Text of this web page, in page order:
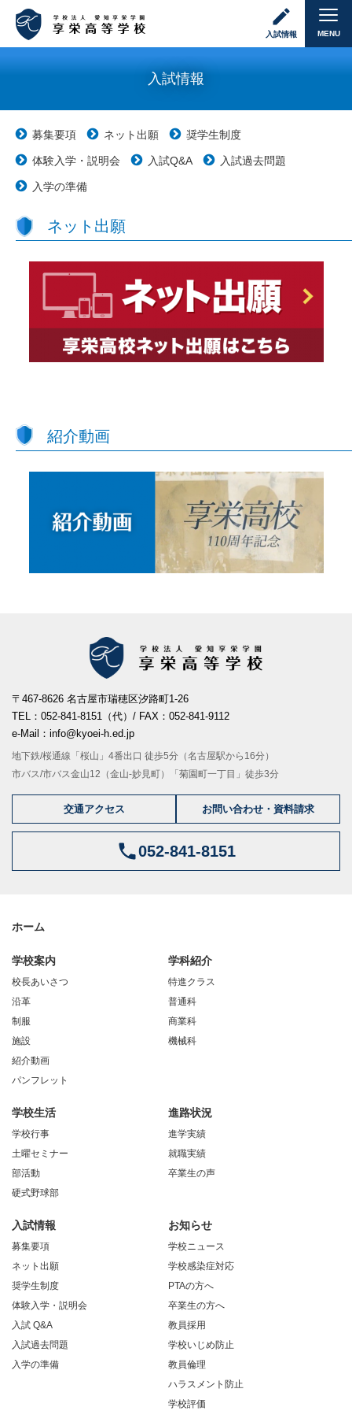
入試情報 MENU
入試情報
募集要項 ネット出願 奨学生制度
体験入学・説明会 入試Q&A 入試過去問題
入学の準備
ネット出願
紹介動画
〒467-8626 名古屋市瑞穂区汐路町1-26
TEL：052-841-8151（代）/ FAX：052-841-9112
e-Mail：info@kyoei-h.ed.jp
地下鉄/桜通線「桜山」4番出口 徒歩5分（名古屋駅から16分）
市バス/市バス金山12（金山-妙見町）「菊園町一丁目」徒歩3分
交通アクセス お問い合わせ・資料請求
052-841-8151
ホーム
学校案内
校長あいさつ
沿革
制服
施設
紹介動画
パンフレット
学科紹介
特進クラス
普通科
商業科
機械科
学校生活
学校行事
土曜セミナー
部活動
硬式野球部
進路状況
進学実績
就職実績
卒業生の声
入試情報
募集要項
ネット出願
奨学生制度
体験入学・説明会
入試 Q&A
入試過去問題
入学の準備
お知らせ
学校ニュース
学校感染症対応
PTAの方へ
卒業生の方へ
教員採用
学校いじめ防止
教員倫理
ハラスメント防止
学校評価